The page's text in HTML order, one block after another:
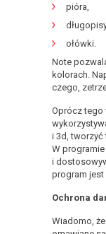
pióra,
ołówki.
Note
kolorach.
czego,
Oprócz tego
i 3d, tworzyć
W
i
program jest
Ochrona
Wiadomo,